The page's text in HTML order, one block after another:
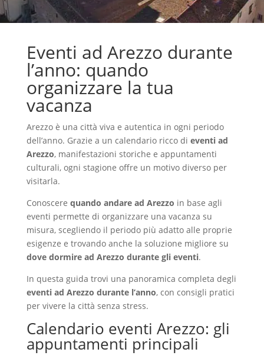
Eventi ad Arezzo durante
l’anno: quando
organizzare la tua
vacanza
Arezzo è una città viva e autentica in ogni periodo
dell’anno. Grazie a un calendario ricco di eventi ad
Arezzo, manifestazioni storiche e appuntamenti
culturali, ogni stagione offre un motivo diverso per
visitarla.
Conoscere quando andare ad Arezzo in base agli
eventi permette di organizzare una vacanza su
misura, scegliendo il periodo più adatto alle proprie
esigenze e trovando anche la soluzione migliore su
dove dormire ad Arezzo durante gli eventi.
In questa guida trovi una panoramica completa degli
eventi ad Arezzo durante l’anno, con consigli pratici
per vivere la città senza stress.
Calendario eventi Arezzo: gli
appuntamenti principali